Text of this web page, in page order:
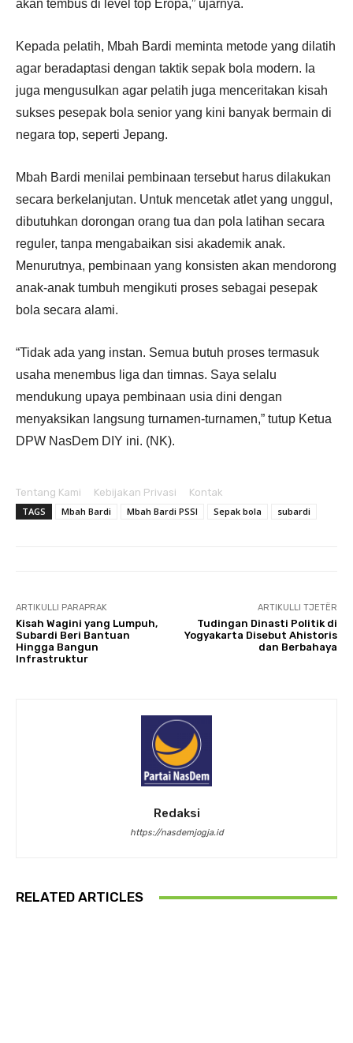
akan tembus di level top Eropa,” ujarnya.
Kepada pelatih, Mbah Bardi meminta metode yang dilatih
agar beradaptasi dengan taktik sepak bola modern. Ia
juga mengusulkan agar pelatih juga menceritakan kisah
sukses pesepak bola senior yang kini banyak bermain di
negara top, seperti Jepang.
Mbah Bardi menilai pembinaan tersebut harus dilakukan
secara berkelanjutan. Untuk mencetak atlet yang unggul,
dibutuhkan dorongan orang tua dan pola latihan secara
reguler, tanpa mengabaikan sisi akademik anak.
Menurutnya, pembinaan yang konsisten akan mendorong
anak-anak tumbuh mengikuti proses sebagai pesepak
bola secara alami.
“Tidak ada yang instan. Semua butuh proses termasuk
usaha menembus liga dan timnas. Saya selalu
mendukung upaya pembinaan usia dini dengan
menyaksikan langsung turnamen-turnamen,” tutup Ketua
DPW NasDem DIY ini. (NK).
Tentang Kami Kebijakan Privasi
Kontak
TAGS
Mbah Bardi Mbah Bardi PSSI Sepak bola subardi
ARTIKULLI PARAPRAK
Kisah Wagini yang Lumpuh,
Subardi Beri Bantuan
Hingga Bangun
Infrastruktur
ARTIKULLI TJETËR
Tudingan Dinasti Politik di
Yogyakarta Disebut Ahistoris
dan Berbahaya
Redaksi
https://nasdemjogja.id
RELATED ARTICLES